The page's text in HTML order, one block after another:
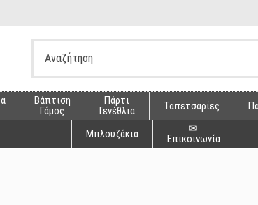
Βάπτιση
Γάμος
Πάρτι
Γενέθλια
Ταπετσαρίες
Μπλουζάκια
✉
Επικοινωνία